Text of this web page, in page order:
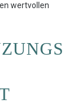
wertvollen